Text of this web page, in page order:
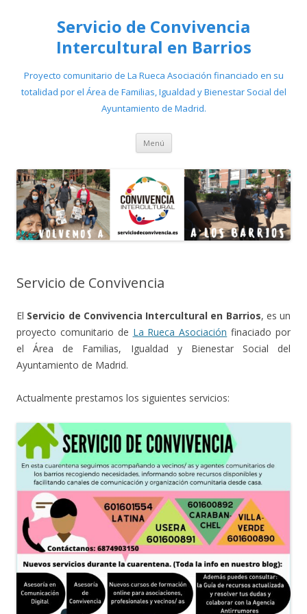
Servicio de Convivencia
Intercultural en Barrios
Proyecto comunitario de La Rueca Asociación financiado en su
totalidad por el Área de Familias, Igualdad y Bienestar Social del
Ayuntamiento de Madrid.
Menú Saltar
contenido
Servicio de Convivencia
El Servicio de Convivencia Intercultural en Barrios, es un
proyecto comunitario de La Rueca Asociación finaciado por
el Área de Familias, Igualdad y Bienestar Social del
Ayuntamiento de Madrid.
Actualmente prestamos los siguientes servicios: